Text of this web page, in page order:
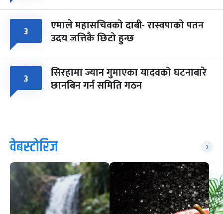
३ एमाले महासचिवको दाबी- रास्वपाको पतन
उदय जत्तिकै छिटो हुन्छ
३ सिरहामा ज्यान गुमाएका यादवको घटनाबारे
छानबिन गर्न समिति गठन
वेबस्टोरिज